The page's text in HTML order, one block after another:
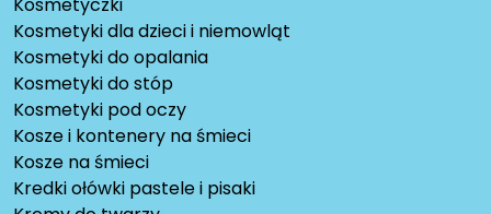
Kosmetyki dla dzieci i niemowląt
Kosmetyki do opalania
Kosmetyki do stóp
Kosmetyki pod oczy
Kosze i kontenery na śmieci
Kosze na śmieci
Kredki ołówki pastele i pisaki